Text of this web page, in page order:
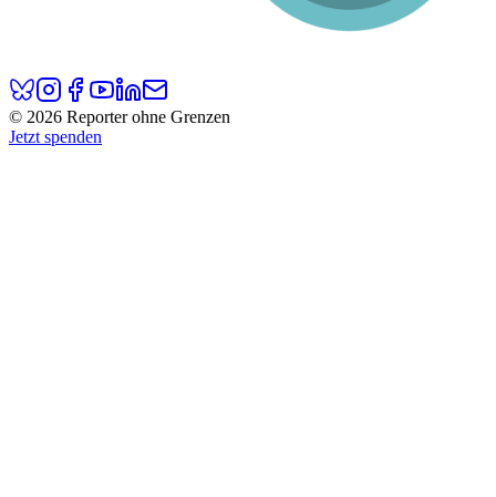
© 2026 Reporter ohne Grenzen
Jetzt spenden